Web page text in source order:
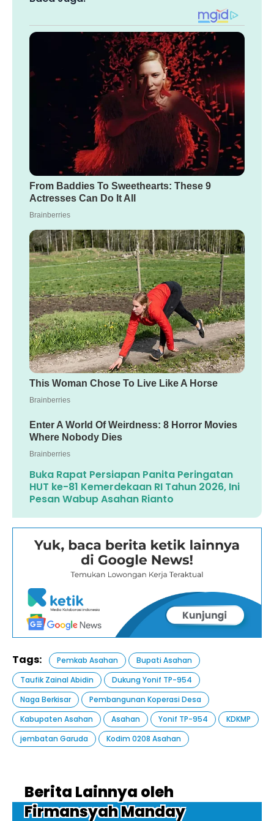
Buka Rapat Persiapan Panita Peringatan
HUT ke-81 Kemerdekaan RI Tahun 2026, Ini
Pesan Wabup Asahan Rianto
Tags: Pemkab Asahan
Bupati Asahan
Taufik Zainal Abidin
Dukung Yonif TP-954
Naga Berkisar
Pembangunan Koperasi Desa
Kabupaten Asahan
Asahan Yonif TP-954
KDKMP
jembatan Garuda
Kodim 0208 Asahan
Berita Lainnya oleh
Firmansyah Manday